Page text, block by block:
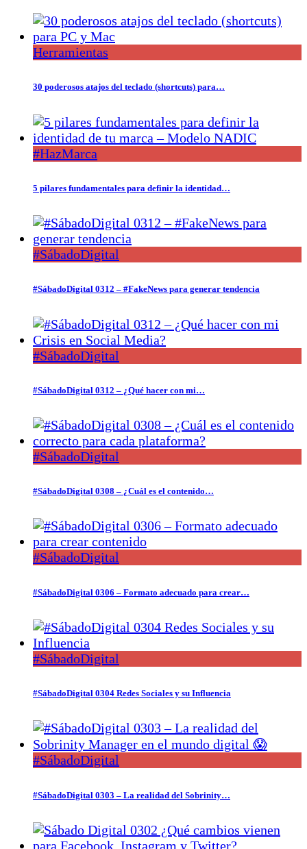
Herramientas
30 poderosos atajos del teclado (shortcuts) para…
#HazMarca
5 pilares fundamentales para definir la identidad…
#SábadoDigital
#SábadoDigital 0312 – #FakeNews para generar tendencia
#SábadoDigital
#SábadoDigital 0312 – ¿Qué hacer con mi…
#SábadoDigital
#SábadoDigital 0308 – ¿Cuál es el contenido…
#SábadoDigital
#SábadoDigital 0306 – Formato adecuado para crear…
#SábadoDigital
#SábadoDigital 0304 Redes Sociales y su Influencia
#SábadoDigital
#SábadoDigital 0303 – La realidad del Sobrinity…